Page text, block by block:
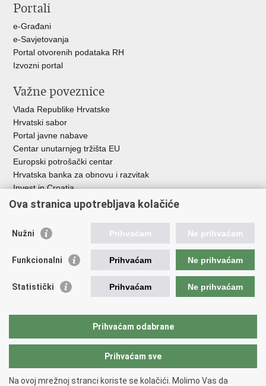
Facebooku
Portali
e-Građani
e-Savjetovanja
Portal otvorenih podataka RH
Izvozni portal
Važne poveznice
Vlada Republike Hrvatske
Hrvatski sabor
Portal javne nabave
Centar unutarnjeg tržišta EU
Europski potrošački centar
Hrvatska banka za obnovu i razvitak
Invest in Croatia
Europska banka za obnovu i razvoj
Središnja agencija za financiranje i ugovaranje
Institucije i javne ustanove u nadležnosti
Ministarstva
Agencija za ugljikovodike
Hrvatska agencija za malo gospodarstvo, inovacije i investicije
Državni zavod za mjeriteljstvo
Povratak na vrh
Ova stranica upotrebljava kolačiće
Nužni Prihvaćam Ne prihvaćam
Funkcionalni Prihvaćam Ne prihvaćam
Statistički Prihvaćam Ne prihvaćam
Prihvaćam odabrane
Prihvaćam sve
Na ovoj mrežnoj stranci koriste se kolačići. Molimo Vas da